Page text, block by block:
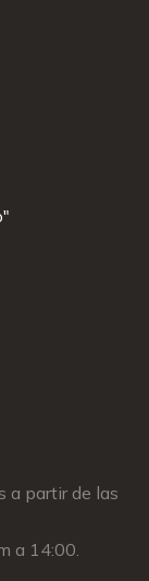
a partir de las
a 14:00.